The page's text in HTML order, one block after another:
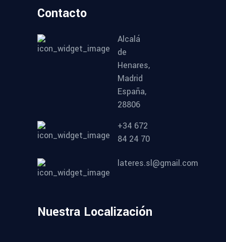
Contacto
Alcalá
de
Henares,
Madrid
España,
28806
+34 672
84 24 70
lateres.sl@gmail.com
Nuestra Localización